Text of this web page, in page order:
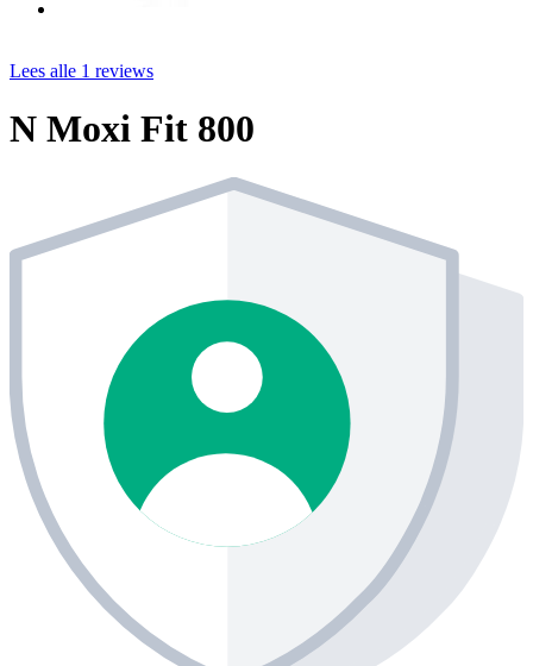
Lees alle 1 reviews
N Moxi Fit 800